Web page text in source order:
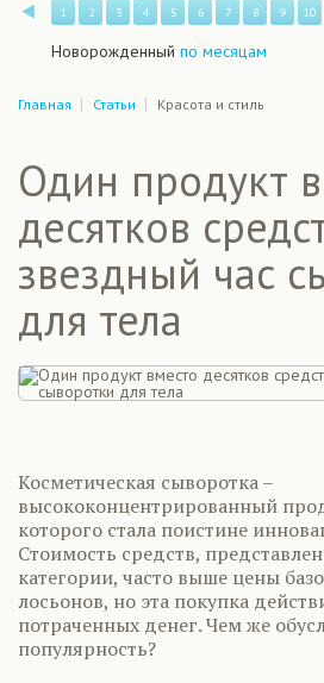
Назад
1 2 3 4 5 6 7 8 9 10
Новорожденный по месяцам
Главная Статьи Красота и стиль
Один продукт
десятков
звездный час
для тела
Косметическая сыворотка –
высококонцентрированный
которого стала поистине
Стоимость средств,
категории, часто выше цены
лосьонов, но эта покупка
потраченных денег. Чем же
популярность?